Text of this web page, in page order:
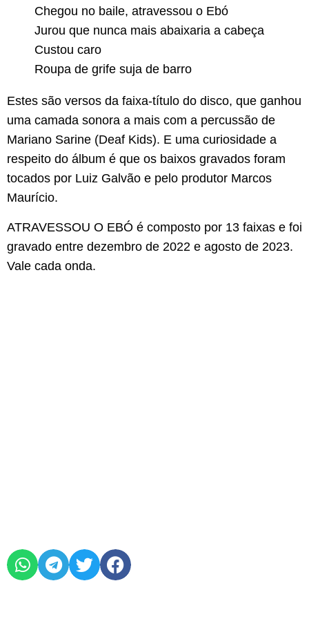
Chegou no baile, atravessou o Ebó
Jurou que nunca mais abaixaria a cabeça
Custou caro
Roupa de grife suja de barro
Estes são versos da faixa-título do disco, que ganhou
uma camada sonora a mais com a percussão de
Mariano Sarine (Deaf Kids). E uma curiosidade a
respeito do álbum é que os baixos gravados foram
tocados por Luiz Galvão e pelo produtor Marcos
Maurício.
ATRAVESSOU O EBÓ é composto por 13 faixas e foi
gravado entre dezembro de 2022 e agosto de 2023.
Vale cada onda.